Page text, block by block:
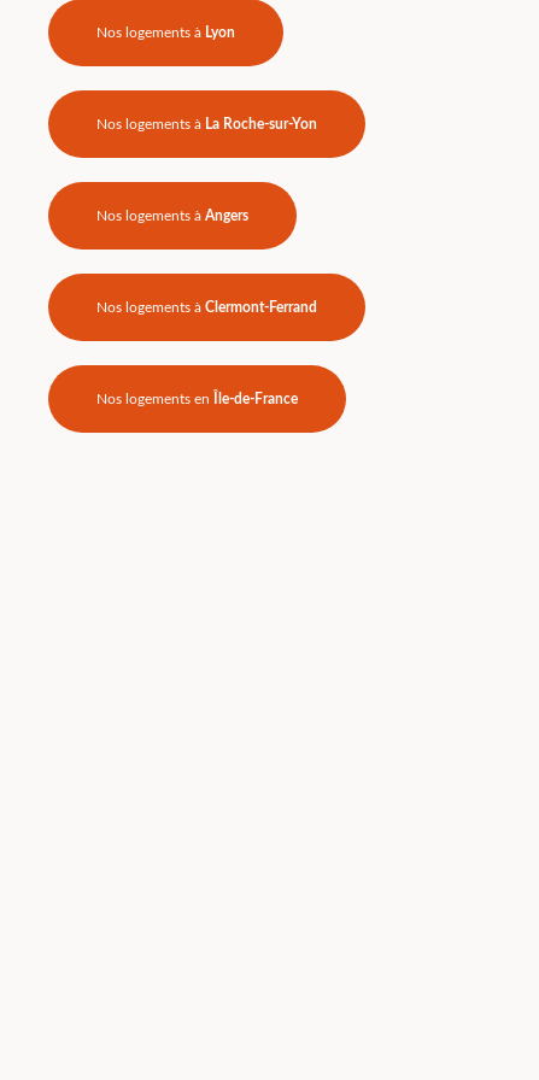
Nos logements à Lyon
Nos logements à La Roche-sur-Yon
Nos logements à Angers
Nos logements à Clermont-Ferrand
Nos logements en Île-de-France